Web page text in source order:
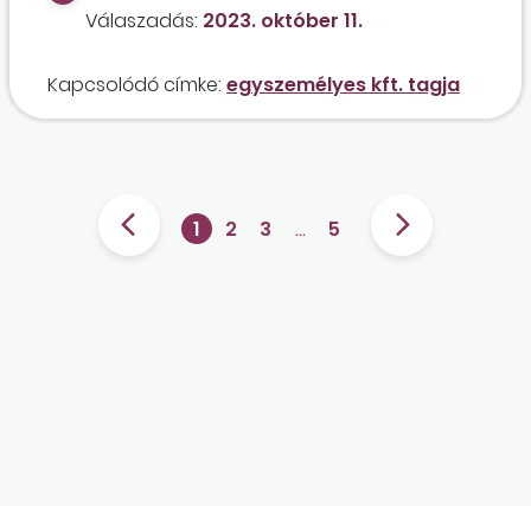
szja-t és szochót?
vesz részt a bevételszerző tevékenységben.
Válaszadás: 2023. október 11.
Kapcsolódó címke: egyszemélyes kft. tagja
1 2 3 … 5